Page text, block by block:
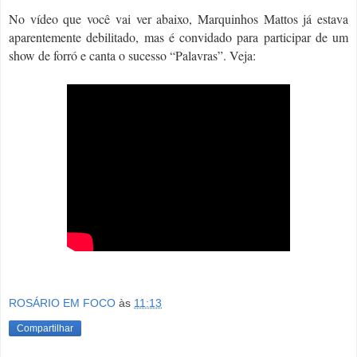
No vídeo que você vai ver abaixo, Marquinhos Mattos já estava
aparentemente debilitado, mas é convidado para participar de um
show de forró e canta o sucesso “Palavras”. Veja:
ROSÁRIO EM FOCO às 11:13
Compartilhar